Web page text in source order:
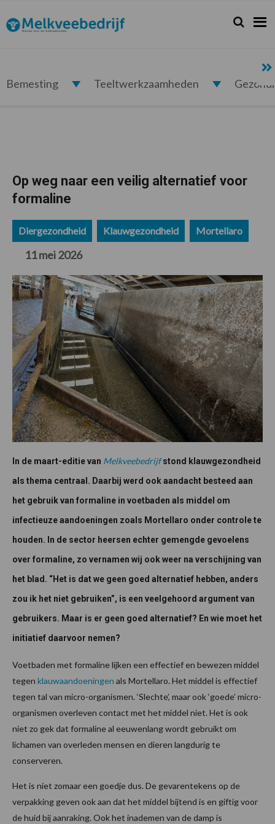
de
hoofdnavigatie
de
hoofd
de
eerste
de
voettekst
Melkveebedrijf.nl Zoeken...
Zoek
Bemesting Teeltwerkzaamheden
Op weg naar een veilig alternatief voor
formaline
Diergezondheid Klauwgezondheid Mortellaro
11 mei 2026
In de maart-editie van Melkveebedrijf stond klauwgezondheid
als thema centraal. Daarbij werd ook aandacht besteed aan
het gebruik van formaline in voetbaden als middel om
infectieuze aandoeningen zoals Mortellaro onder controle te
houden. In de sector heersen echter gemengde gevoelens
over formaline, zo vernamen wij ook weer na verschijning van
het blad. “Het is dat we geen goed alternatief hebben, anders
zou ik het niet gebruiken”, is een veelgehoord argument van
gebruikers. Maar is er geen goed alternatief? En wie moet het
initiatief daarvoor nemen?
Voetbaden met formaline lijken een effectief en bewezen middel
tegen klauwaandoeningen als Mortellaro. Het middel is effectief
tegen tal van micro-organismen. ‘Slechte’, maar ook ‘goede’ micro-
organismen overleven contact met het middel niet. Het is ook
niet zo gek dat formaline al eeuwenlang wordt gebruikt om
lichamen van overleden mensen en dieren langdurig te
conserveren.
Het is niet zomaar een goedje dus. De gevarentekens op de
verpakking geven ook aan dat het middel bijtend is en giftig voor
de huid bij aanraking. Ook het inademen van de damp is